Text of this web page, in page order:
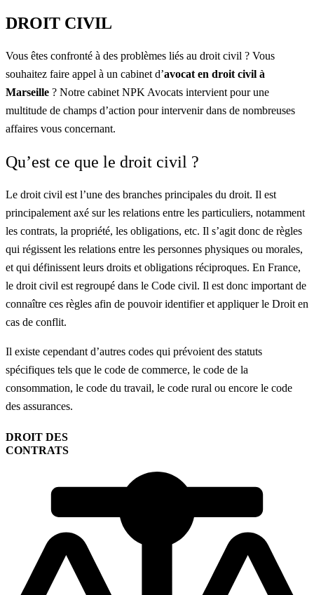
DROIT CIVIL
Vous êtes confronté à des problèmes liés au droit civil ? Vous
souhaitez faire appel à un cabinet d’avocat en droit civil à
Marseille ? Notre cabinet NPK Avocats intervient pour une
multitude de champs d’action pour intervenir dans de nombreuses
affaires vous concernant.
Qu’est ce que le droit civil ?
Le droit civil est l’une des branches principales du droit. Il est
principalement axé sur les relations entre les particuliers, notamment
les contrats, la propriété, les obli­gations, etc. Il s’agit donc de règles
qui régissent les relations entre les personnes physiques ou morales,
et qui définissent leurs droits et obligations réciproques. En France,
le droit civil est regroupé dans le Code civil. Il est donc important de
connaître ces règles afin de pouvoir identifier et appliquer le Droit en
cas de conflit.
Il existe cependant d’autres codes qui prévoient des statuts
spécifiques tels que le code de commerce, le code de la
consommation, le code du travail, le code rural ou encore le code
des assurances.
DROIT DES
CONTRATS